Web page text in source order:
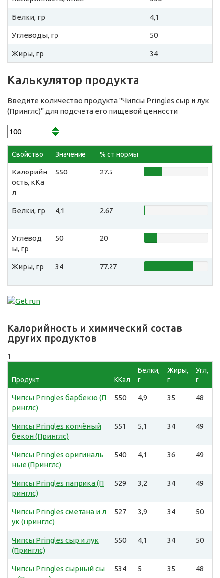
Белки, гр 4,1
Углеводы, гр 50
Жиры, гр 34
Калькулятор продукта
Введите количество продукта "Чипсы Pringles сыр и лук
(Принглс)" для подсчета его пищевой ценности
Свойство Значение % от нормы
Калорийн
ость, кКа
л
550 27.5
Белки, гр 4,1 2.67
Углевод
ы, гр
50 20
Жиры, гр 34 77.27
Калорийность и химический состав
других продуктов
1
Продукт ККал
Белки,
г
Жиры,
г
Угл,
г
Чипсы Pringles барбекю (П
ринглс)
550 4,9 35 48
Чипсы Pringles копчёный
бекон (Принглс)
551 5,1 34 49
Чипсы Pringles оригиналь
ные (Принглс)
540 4,1 36 49
Чипсы Pringles паприка (П
ринглс)
529 3,2 34 49
Чипсы Pringles сметана и л
ук (Принглс)
527 3,9 34 50
Чипсы Pringles сыр и лук
(Принглс)
550 4,1 34 50
Чипсы Pringles сырный сы
534 5 35 48